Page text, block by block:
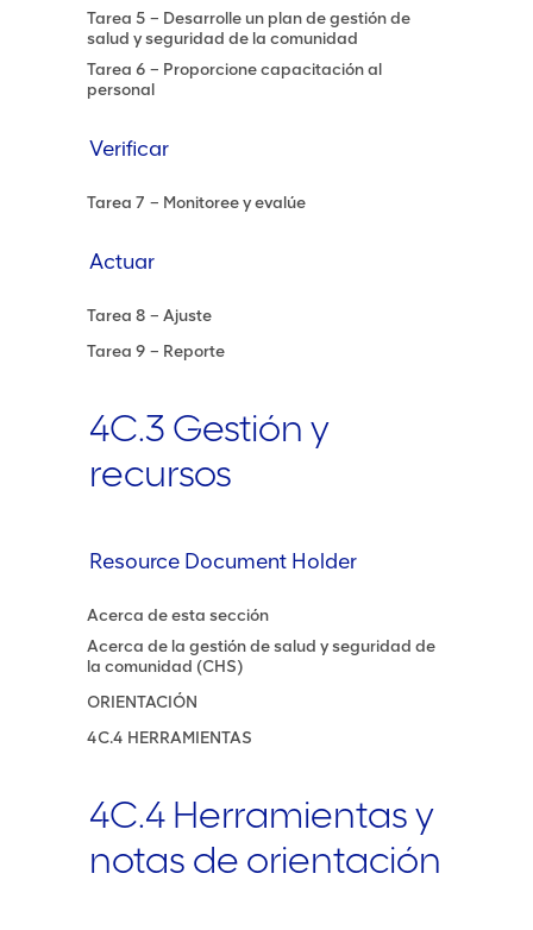
Tarea 5 – Desarrolle un plan de gestión de
salud y seguridad de la comunidad
Tarea 6 – Proporcione capacitación al
personal
Verificar
Tarea 7 – Monitoree y evalúe
Actuar
Tarea 8 – Ajuste
Tarea 9 – Reporte
4C.3 Gestión y
recursos
Resource Document Holder
Acerca de esta sección
Acerca de la gestión de salud y seguridad de
la comunidad (CHS)
ORIENTACIÓN
4C.4 HERRAMIENTAS
4C.4 Herramientas y
notas de orientación